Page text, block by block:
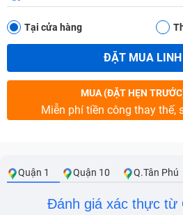
Tại cửa hàng
ĐẶT MUA LINH
MUA (ĐẶT HẸN
Miễn phí tiền công thay thế,
Quận 1 Quận 10 Q.Tân Phú
Đánh giá xác thực từ